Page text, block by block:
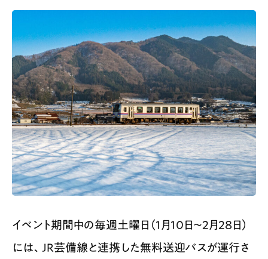
イベント期間中の毎週土曜日（1月10日〜2月28日）
には、JR芸備線と連携した無料送迎バスが運行さ